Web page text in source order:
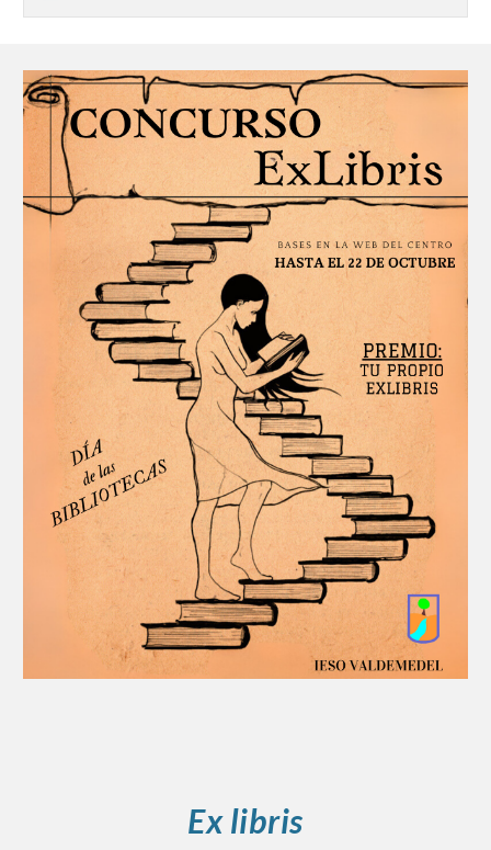
Ex libris